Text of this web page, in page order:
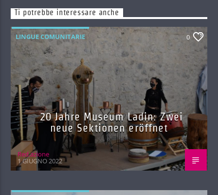
Ti potrebbe interessare anche
LINGUE COMUNITARIE 0
20 Jahre Museum Ladin: Zwei
neue Sektionen eröffnet
Red.azione
1 GIUGNO 2022